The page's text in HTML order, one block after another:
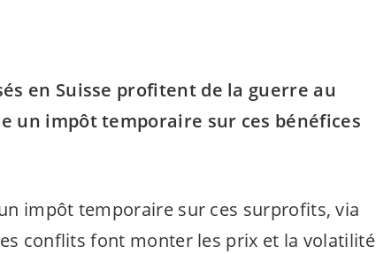
en Suisse profitent de la guerre au
un impôt temporaire sur ces bénéfices
impôt temporaire sur ces surprofits, via
conflits font monter les prix et la volatilité